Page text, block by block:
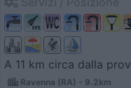
A 11 km circa dalla
Ravenna (RA) - 9.2km